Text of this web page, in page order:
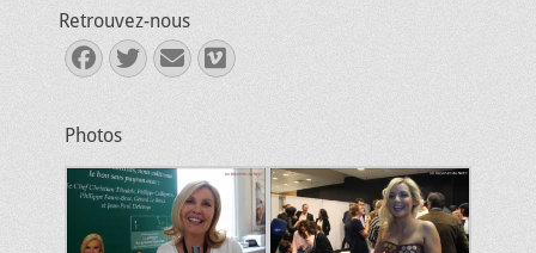
Retrouvez-nous
Facebook
Twitter
E-
mail
Vimeo
Photos